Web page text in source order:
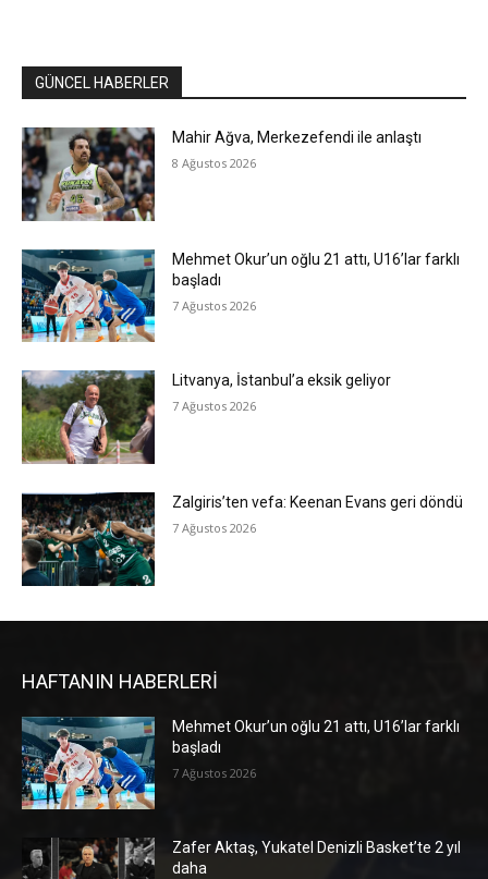
GÜNCEL HABERLER
Mahir Ağva, Merkezefendi ile anlaştı
8 Ağustos 2026
Mehmet Okur’un oğlu 21 attı, U16’lar farklı
başladı
7 Ağustos 2026
Litvanya, İstanbul’a eksik geliyor
7 Ağustos 2026
Zalgiris’ten vefa: Keenan Evans geri döndü
7 Ağustos 2026
HAFTANIN HABERLERİ
Mehmet Okur’un oğlu 21 attı, U16’lar farklı
başladı
7 Ağustos 2026
Zafer Aktaş, Yukatel Denizli Basket’te 2 yıl
daha